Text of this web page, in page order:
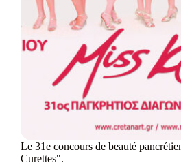
Le 31e concours de beauté
Curettes".